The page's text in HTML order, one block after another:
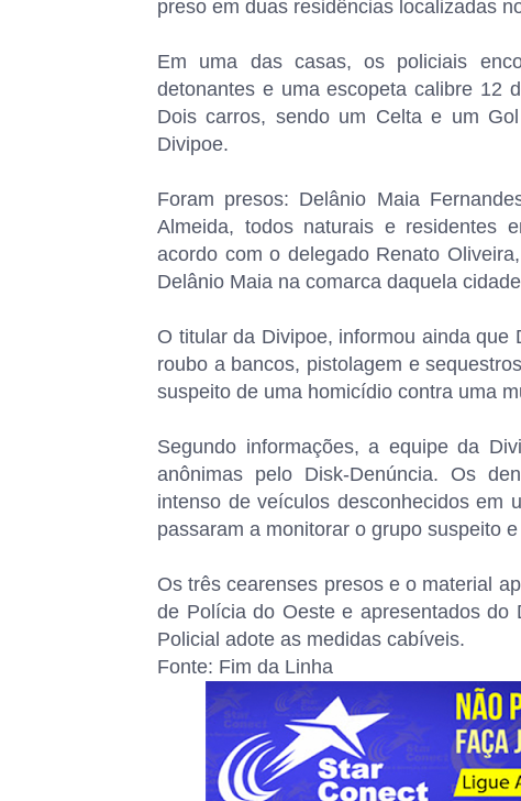
preso em duas residências localizadas
Em uma das casas, os policiais
detonantes e uma escopeta calibre 12
Dois carros, sendo um Celta e um
Divipoe.
Foram presos: Delânio Maia
Almeida, todos naturais e residentes
acordo com o delegado Renato
Delânio Maia na comarca daquela
O titular da Divipoe, informou ainda
roubo a bancos, pistolagem e
suspeito de uma homicídio contra uma
Segundo informações, a equipe da
anônimas pelo Disk-Denúncia. Os
intenso de veículos desconhecidos em
passaram a monitorar o grupo suspeito
Os três cearenses presos e o material
de Polícia do Oeste e apresentados do
Policial adote as medidas cabíveis.
Fonte: Fim da Linha